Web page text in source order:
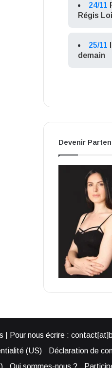
24/11
Régis
25/11
demain
Devenir
Pour nous écrire :
(US)
Déclaration de
Qui sommes-nous ?